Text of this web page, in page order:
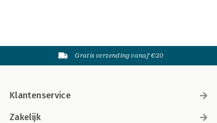
Gratis verzending vanaf €20
Klantenservice
Zakelijk